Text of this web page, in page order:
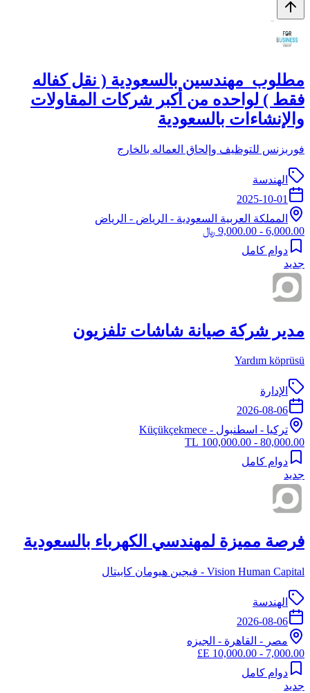
مطلوب مهندسين بالسعودية ( نقل كفاله
فقط ) لواحده من أكبر شركات المقاولات
والإنشاءات بالسعودية
فوربزنس للتوظيف وإلحاق العماله بالخارج
الهندسة
2025-10-01
المملكة العربية السعودية - الرياض - الرياض
6,000.00 - 9,000.00 ﷼
دوام كامل
جديد
مدير شركة صيانة شاشات تلفزيون
Yardım köprüsü
الإدارة
2026-08-06
تركيا - اسطنبول - Küçükçekmece
80,000.00 - 100,000.00 TL
دوام كامل
جديد
فرصة مميزة لمهندسي الكهرباء بالسعودية
Vision Human Capital - فيجين هيومان كابيتال
الهندسة
2026-08-06
مصر - القاهرة - الجيزه
7,000.00 - 10,000.00 E£
دوام كامل
جديد